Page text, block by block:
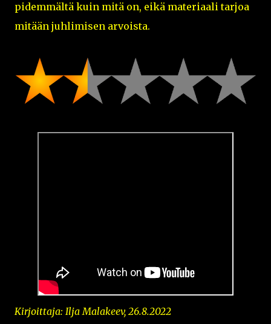
pidemmältä kuin mitä on, eikä materiaali tarjoa
mitään juhlimisen arvoista.
Kirjoittaja: Ilja Malakeev, 26.8.2022